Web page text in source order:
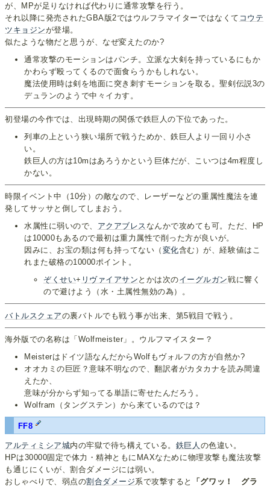
が、MPが足りなければ代わりに通常攻撃を行う。
それ以降に発売されたGBA版2ではウルフラマイターではなくて コウテ
ツキョジンが登場。
似たような物だと思うが、なぜ変えたのか?
通常攻撃のモーションはパンチ。立派な大剣を持っているにもか
かわらず殴ってくるので面食らうかもしれない。
魔法使用時は剣を地面に突き刺すモーションを取る。聖剣伝説3の
デュランのようで中々イカす。
初登場の今作では、出現時期の関係で鉄巨人の下位であった。
列車の上という狭い場所で戦うためか、鉄巨人より一回り小さ
い。
鉄巨人の方は10mはあろうかという巨体だが、こいつは4m程度し
かない。
時限イベント中（10分）の敵なので、レーザーなどの重属性魔法を連
発してサッサと倒してしまおう。
水属性に弱いので、 アクアブレス なんかで攻めても可。ただ、HP
は10000もあるので最初は重力属性で削った方が良いが。
因みに、お宝の類は何も持ってない（ 変化含む）が、経験値はこ
れまた破格の10000ポイント。
ぞくせい+ リヴァイアサン とかは次のイーグルガン戦に響く
ので避けよう（水・土属性無効の為）。
バトルスクェアの裏バトルでも戦う事が出来、第5戦目で戦う。
海外版での名称は「Wolfmeister」。ウルフマイスター？
Meisterはドイツ語なんだからWolfもヴォルフの方が自然か?
オオカミの巨匠？意味不明なので、翻訳者がカタカナを読み間違
えたか、
意味が分からず知ってる単語に寄せたんだろう。
Wolfram（タングステン）から来ているのでは？
FF8
アルティミシア城内の牢獄で待ち構えている。 鉄巨人 の色違い。
HPは30000固定で体力・精神ともにMAXなために物理攻撃も魔法攻撃
も通じにくいが、割合ダメージには弱い。
おしゃべりで、弱点の割合ダメージ系で攻撃すると
「グワッ！ グラ